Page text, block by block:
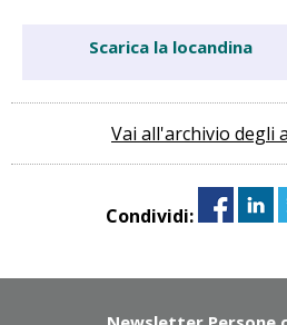
Scarica la locandina
Vai all'archivio degli
Condividi: